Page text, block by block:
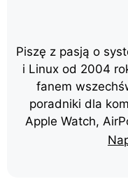
Piszę z pasją o
i Linux od 2004
fanem
poradniki dla
Apple Watch,